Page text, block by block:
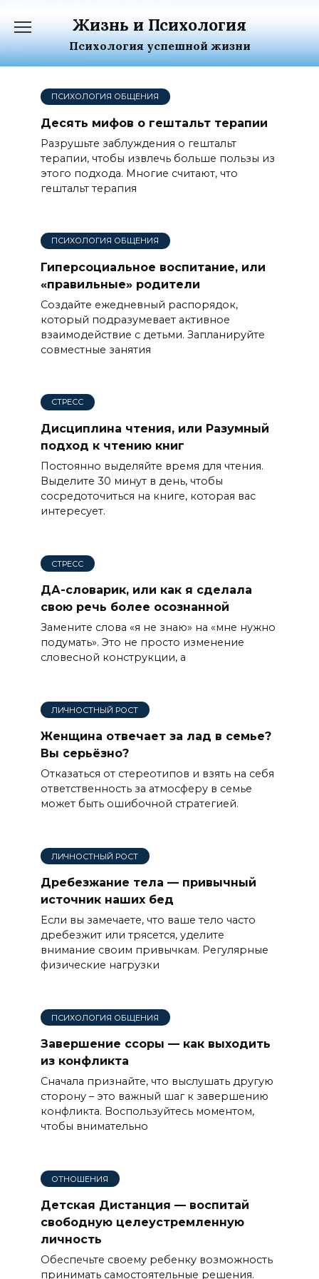
содержанию
Жизнь и Психология
Психология успешной жизни
ПСИХОЛОГИЯ ОБЩЕНИЯ
Десять мифов о гештальт терапии
Разрушьте заблуждения о гештальт
терапии, чтобы извлечь больше пользы из
этого подхода. Многие считают, что
гештальт терапия
ПСИХОЛОГИЯ ОБЩЕНИЯ
Гиперсоциальное воспитание, или
«правильные» родители
Создайте ежедневный распорядок,
который подразумевает активное
взаимодействие с детьми. Запланируйте
совместные занятия
СТРЕСС
Дисциплина чтения, или Разумный
подход к чтению книг
Постоянно выделяйте время для чтения.
Выделите 30 минут в день, чтобы
сосредоточиться на книге, которая вас
интересует.
СТРЕСС
ДА-словарик, или как я сделала
свою речь более осознанной
Замените слова «я не знаю» на «мне нужно
подумать». Это не просто изменение
словесной конструкции, а
ЛИЧНОСТНЫЙ РОСТ
Женщина отвечает за лад в семье?
Вы серьёзно?
Отказаться от стереотипов и взять на себя
ответственность за атмосферу в семье
может быть ошибочной стратегией.
ЛИЧНОСТНЫЙ РОСТ
Дребезжание тела — привычный
источник наших бед
Если вы замечаете, что ваше тело часто
дребезжит или трясется, уделите
внимание своим привычкам. Регулярные
физические нагрузки
ПСИХОЛОГИЯ ОБЩЕНИЯ
Завершение ссоры — как выходить
из конфликта
Сначала признайте, что выслушать другую
сторону – это важный шаг к завершению
конфликта. Воспользуйтесь моментом,
чтобы внимательно
ОТНОШЕНИЯ
Детская Дистанция — воспитай
свободную целеустремленную
личность
Обеспечьте своему ребенку возможность
принимать самостоятельные решения.